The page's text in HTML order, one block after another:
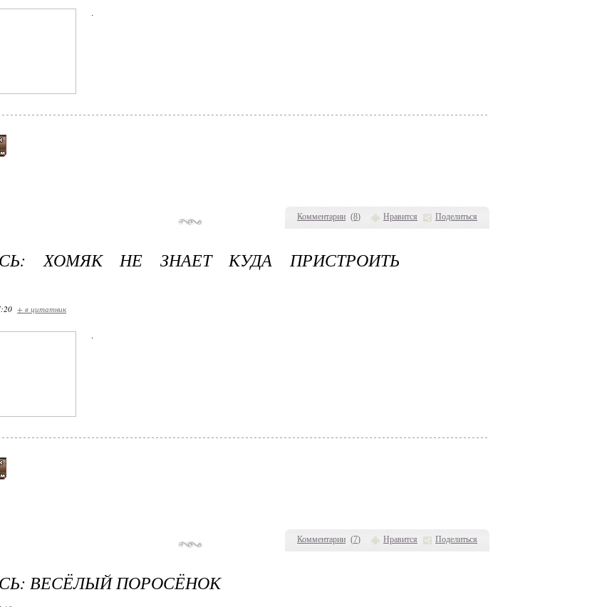
Комментарии (8) Нравится Поделиться
.
Комментарии (7) Нравится Поделиться
ХОМЯК НЕ ЗНАЕТ КУДА ПРИСТРОИТЬ
+ в цитатник
.
ВЕСЁЛЫЙ ПОРОСЁНОК